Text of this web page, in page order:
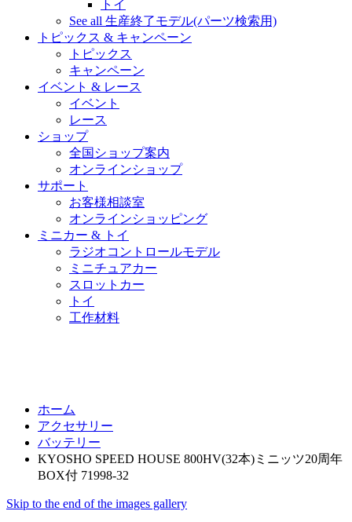
トイ
See all 生産終了モデル(パーツ検索用)
トピックス & キャンペーン
トピックス
キャンペーン
イベント & レース
イベント
レース
ショップ
全国ショップ案内
オンラインショップ
サポート
お客様相談室
オンラインショッピング
ミニカー & トイ
ラジオコントロールモデル
ミニチュアカー
スロットカー
トイ
工作材料
ホーム
アクセサリー
バッテリー
KYOSHO SPEED HOUSE 800HV(32本)ミニッツ20周年
BOX付 71998-32
Skip to the end of the images gallery